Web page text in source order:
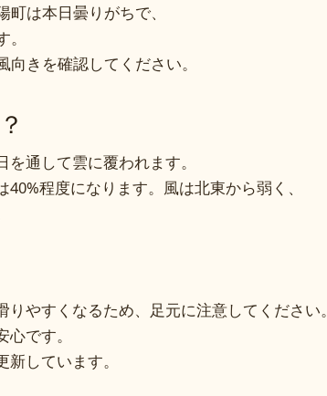
は本日曇りがちで、
きを確認してください。
通して雲に覆われます。
程度になります。風は北東から弱く、
やすくなるため、足元に注意してください。
です。
新しています。